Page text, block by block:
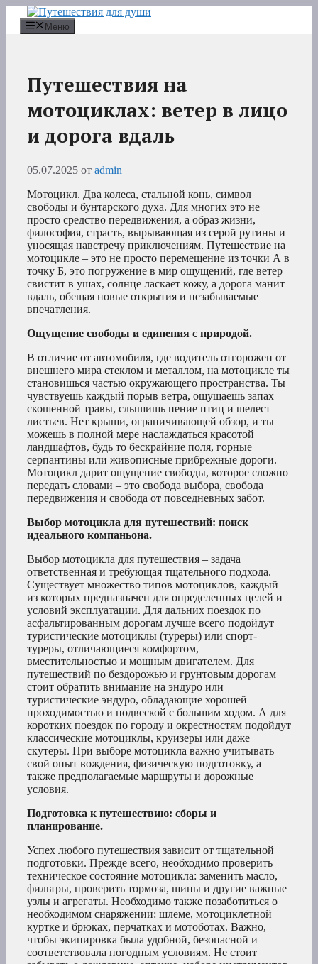
Перейти
содержимому
Меню
Путешествия на
мотоциклах: ветер в лицо
и дорога вдаль
05.07.2025 от admin
Мотоцикл. Два колеса, стальной конь, символ
свободы и бунтарского духа. Для многих это не
просто средство передвижения, а образ жизни,
философия, страсть, вырывающая из серой рутины и
уносящая навстречу приключениям. Путешествие на
мотоцикле – это не просто перемещение из точки А в
точку Б, это погружение в мир ощущений, где ветер
свистит в ушах, солнце ласкает кожу, а дорога манит
вдаль, обещая новые открытия и незабываемые
впечатления.
Ощущение свободы и единения с природой.
В отличие от автомобиля, где водитель отгорожен от
внешнего мира стеклом и металлом, на мотоцикле ты
становишься частью окружающего пространства. Ты
чувствуешь каждый порыв ветра, ощущаешь запах
скошенной травы, слышишь пение птиц и шелест
листьев. Нет крыши, ограничивающей обзор, и ты
можешь в полной мере наслаждаться красотой
ландшафтов, будь то бескрайние поля, горные
серпантины или живописные прибрежные дороги.
Мотоцикл дарит ощущение свободы, которое сложно
передать словами – это свобода выбора, свобода
передвижения и свобода от повседневных забот.
Выбор мотоцикла для путешествий: поиск
идеального компаньона.
Выбор мотоцикла для путешествия – задача
ответственная и требующая тщательного подхода.
Существует множество типов мотоциклов, каждый
из которых предназначен для определенных целей и
условий эксплуатации. Для дальних поездок по
асфальтированным дорогам лучше всего подойдут
туристические мотоциклы (туреры) или спорт-
туреры, отличающиеся комфортом,
вместительностью и мощным двигателем. Для
путешествий по бездорожью и грунтовым дорогам
стоит обратить внимание на эндуро или
туристические эндуро, обладающие хорошей
проходимостью и подвеской с большим ходом. А для
коротких поездок по городу и окрестностям подойдут
классические мотоциклы, круизеры или даже
скутеры. При выборе мотоцикла важно учитывать
свой опыт вождения, физическую подготовку, а
также предполагаемые маршруты и дорожные
условия.
Подготовка к путешествию: сборы и
планирование.
Успех любого путешествия зависит от тщательной
подготовки. Прежде всего, необходимо проверить
техническое состояние мотоцикла: заменить масло,
фильтры, проверить тормоза, шины и другие важные
узлы и агрегаты. Необходимо также позаботиться о
необходимом снаряжении: шлеме, мотоциклетной
куртке и брюках, перчатках и мотоботах. Важно,
чтобы экипировка была удобной, безопасной и
соответствовала погодным условиям. Не стоит